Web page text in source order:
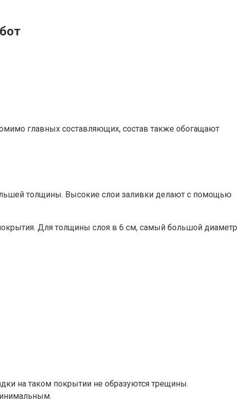
главных составляющих, состав также обогащают
толщины. Высокие слои заливки делают с помощью
Для толщины слоя в 6 см, самый большой диаметр
на таком покрытии не образуются трещины.